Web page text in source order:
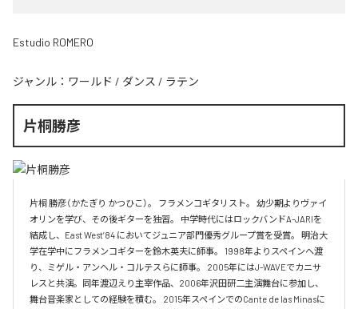
Estudio ROMERO
ジャンル： ワールド / ダンス / ラテン
片桐勝彦
片桐 勝彦（かたぎり かつひこ）。 フラメンコギタリスト。 幼少期よりヴァイ
オリンを学び、その後ギターを独習。 中学時代にはロックバンドA-JARIを
結成し、East West’84 においてジュニア部門優秀グループ賞を受賞。 明治大
学在学中にフラメンコギターを鈴木英夫に師事。 1998年よりスペインへ渡
り、ミゲル・アンヘル・コルテスらに師事。 2005年にはJ-WAVEでカニサ
レスと共演。同年渡辺えり主宰作品、2006年沢田研二主演舞台に参加し、
舞台音楽家としての経験を積む。 2015年スペインでのCante de las Minasに